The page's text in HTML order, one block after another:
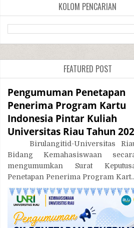
KOLOM PENCARIAN
FEATURED POST
Pengumuman Penetapan
Penerima Program Kartu
Indonesia Pintar Kuliah
Universitas Riau Tahun
Birulangitid-Universitas
Bidang Kemahasiswaan
mengumumkan Surat
Penetapan Penerima Program